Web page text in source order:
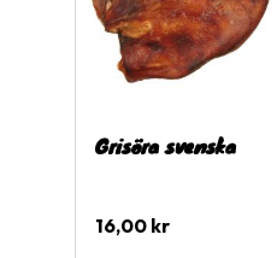
Grisöra svenska
16,00 kr